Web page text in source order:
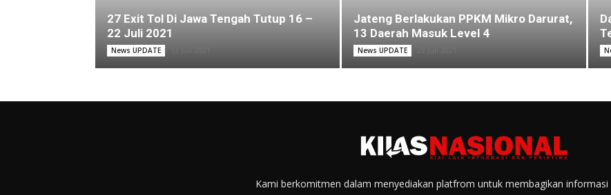
27 Exit Tol Di Jawa Tengah Tutup 16 –
22 Juli 2021
News UPDATE
Jateng Berlakukan PPKM Mikro Darurat,
13 Daerah Masuk Level 4
News UPDATE
Kami berkomitmen dalam menyediakan platfrom untuk membagikan informasi